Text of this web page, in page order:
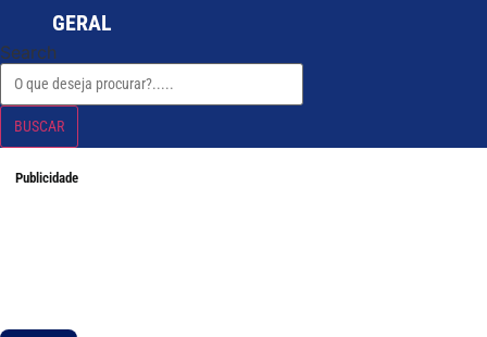
GERAL
Search
BUSCAR
Publicidade